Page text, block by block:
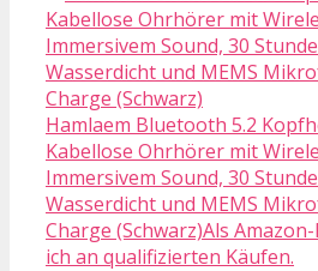
Hamlaem Bluetooth 5.2
Kabellose Ohrhörer mit
Immersivem Sound, 30
Wasserdicht und MEMS
Charge (Schwarz)Als
ich an qualifizierten Käufen.